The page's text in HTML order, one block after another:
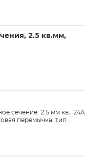
2.5 кв.мм,
сечение: 2.5 мм кв., 24A,
перемычка, тип